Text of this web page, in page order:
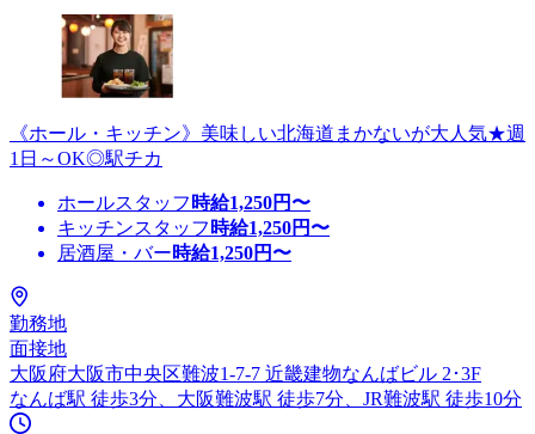
《ホール・キッチン》美味しい北海道まかないが大人気★週
1日～OK◎駅チカ
ホールスタッフ 時給1,250円〜
キッチンスタッフ 時給1,250円〜
居酒屋・バー時給1,250円〜
勤務地
面接地
大阪府大阪市中央区難波1-7-7 近畿建物なんばビル 2･3F
なんば駅 徒歩3分、大阪難波駅 徒歩7分、JR難波駅 徒歩10分